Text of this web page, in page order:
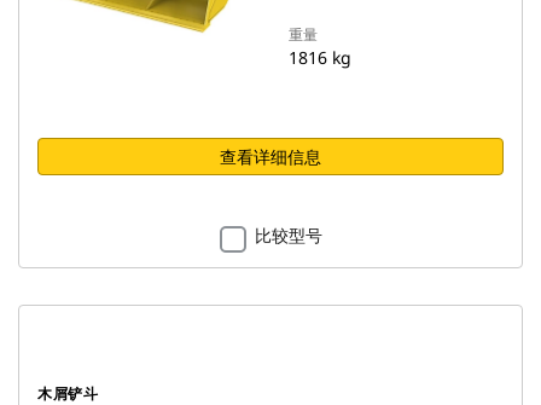
重量
1816 kg
查看详细信息
比较型号
木屑铲斗